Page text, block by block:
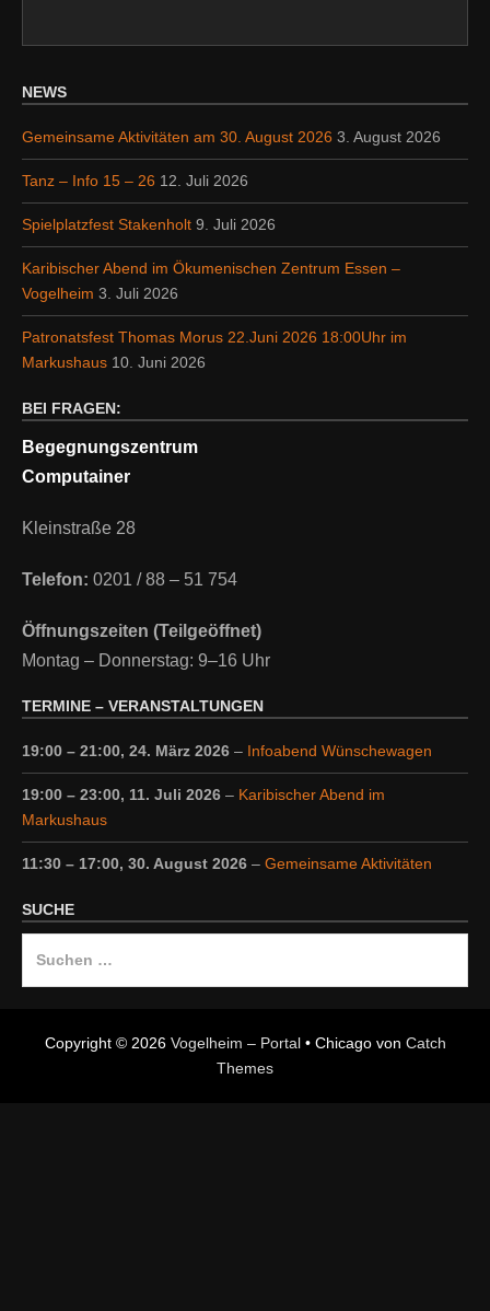
NEWS
Gemeinsame Aktivitäten am 30. August 2026 3. August 2026
Tanz – Info 15 – 26 12. Juli 2026
Spielplatzfest Stakenholt 9. Juli 2026
Karibischer Abend im Ökumenischen Zentrum Essen –
Vogelheim 3. Juli 2026
Patronatsfest Thomas Morus 22.Juni 2026 18:00Uhr im
Markushaus 10. Juni 2026
BEI FRAGEN:
Begegnungszentrum
Computainer
Kleinstraße 28
Telefon: 0201 / 88 – 51 754
Öffnungszeiten (Teilgeöffnet)
Montag – Donnerstag: 9–16 Uhr
TERMINE – VERANSTALTUNGEN
19:00 – 21:00, 24. März 2026 – Infoabend Wünschewagen
19:00 – 23:00, 11. Juli 2026 – Karibischer Abend im
Markushaus
11:30 – 17:00, 30. August 2026 – Gemeinsame Aktivitäten
SUCHE
Copyright © 2026 Vogelheim – Portal• Chicago von Catch
Themes